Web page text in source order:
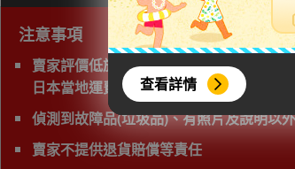
查看詳情
注意事項
賣家評價低於10之商品，目前無法購買。
日本當地運費5000円以上，若接受高額
偵測到故障品(垃圾品)、有照片及說明以
賣家不提供退貨賠償等責任